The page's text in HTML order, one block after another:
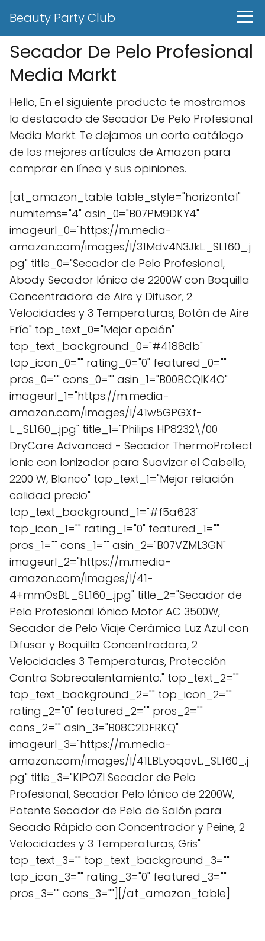
Beauty Party Club
Secador De Pelo Profesional
Media Markt
Hello, En el siguiente producto te mostramos
lo destacado de Secador De Pelo Profesional
Media Markt. Te dejamos un corto catálogo
de los mejores artículos de Amazon para
comprar en línea y sus opiniones.
[at_amazon_table table_style="horizontal"
numitems="4" asin_0="B07PM9DKY4"
imageurl_0="https://m.media-
amazon.com/images/I/31Mdv4N3JkL._SL160_.j
pg" title_0="Secador de Pelo Profesional,
Abody Secador Iónico de 2200W con Boquilla
Concentradora de Aire y Difusor, 2
Velocidades y 3 Temperaturas, Botón de Aire
Frío" top_text_0="Mejor opción"
top_text_background_0="#4188db"
top_icon_0="" rating_0="0" featured_0=""
pros_0="" cons_0="" asin_1="B00BCQIK4O"
imageurl_1="https://m.media-
amazon.com/images/I/41w5GPGXf-
L._SL160_.jpg" title_1="Philips HP8232\/00
DryCare Advanced - Secador ThermoProtect
Ionic con Ionizador para Suavizar el Cabello,
2200 W, Blanco" top_text_1="Mejor relación
calidad precio"
top_text_background_1="#f5a623"
top_icon_1="" rating_1="0" featured_1=""
pros_1="" cons_1="" asin_2="B07VZML3GN"
imageurl_2="https://m.media-
amazon.com/images/I/41-
4+mmOsBL._SL160_.jpg" title_2="Secador de
Pelo Profesional Iónico Motor AC 3500W,
Secador de Pelo Viaje Cerámica Luz Azul con
Difusor y Boquilla Concentradora, 2
Velocidades 3 Temperaturas, Protección
Contra Sobrecalentamiento." top_text_2=""
top_text_background_2="" top_icon_2=""
rating_2="0" featured_2="" pros_2=""
cons_2="" asin_3="B08C2DFRKQ"
imageurl_3="https://m.media-
amazon.com/images/I/41LBLyoqovL._SL160_.j
pg" title_3="KIPOZI Secador de Pelo
Profesional, Secador Pelo Iónico de 2200W,
Potente Secador de Pelo de Salón para
Secado Rápido con Concentrador y Peine, 2
Velocidades y 3 Temperaturas, Gris"
top_text_3="" top_text_background_3=""
top_icon_3="" rating_3="0" featured_3=""
pros_3="" cons_3=""][/at_amazon_table]